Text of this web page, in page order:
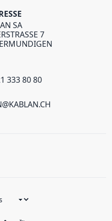
SA
7
333 80 80